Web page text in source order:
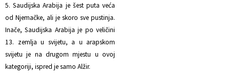
5. Saudijska Arabija je šest puta veća
od Njemačke, ali je skoro sve pustinja.
Inače, Saudijska Arabija je po veličini
13. zemlja u svijetu, a u arapskom
svijetu je na drugom mjestu u ovoj
kategoriji, ispred je samo Alžir.